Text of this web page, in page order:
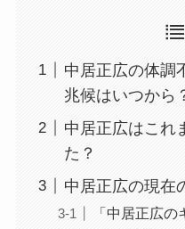
中居正広の体調
兆候はいつから
中居正広はこれ
た？
中居正広の現在
「中居正広の